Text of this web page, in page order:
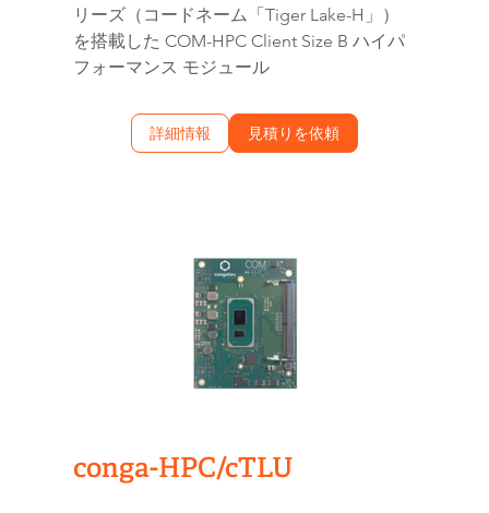
リーズ（コードネーム「Tiger Lake-H」）
を搭載した COM-HPC Client Size B ハイパ
フォーマンス モジュール
詳細情報 見積りを依頼
conga-HPC/cTLU​